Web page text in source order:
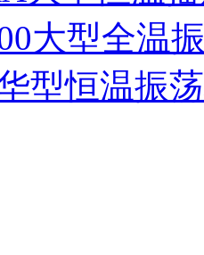
大型全温
型恒温振